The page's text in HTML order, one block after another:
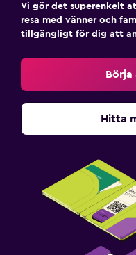
Vi gör det superenkelt
resa med vänner och
tillgängligt för dig att
Börja
Hitta